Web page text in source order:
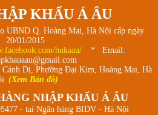
KHẨU Á ÂU
UBND Q. Hoàng Mai, Hà Nội cấp ngày
20/01/2015
hnkaau/
* Email:
Cảnh Dị, Phường Đại Kim, Hoàng Mai, Hà
(Xem Bản đồ)
NHẬP KHẨU Á ÂU
- tại Ngân hàng BIDV - Hà Nội